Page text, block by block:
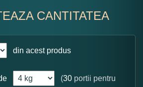
CANTITATEA
din acest produs
(30 portii pentru